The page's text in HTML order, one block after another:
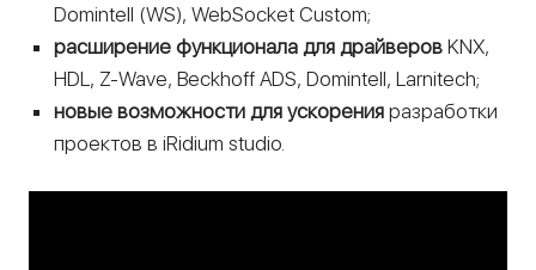
Domintell (WS), WebSocket Custom;
расширение функционала для драйверов KNX,
HDL, Z-Wave, Beckhoff ADS, Domintell, Larnitech;
новые возможности для ускорения разработки
проектов в iRidium studio.